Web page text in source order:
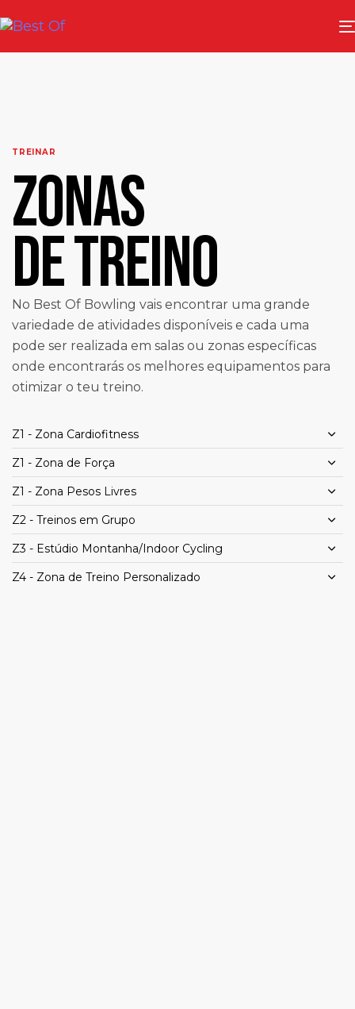
TREINAR
ZONAS
DE TREINO
No Best Of Bowling vais encontrar uma grande
variedade de atividades disponíveis e cada uma
pode ser realizada em salas ou zonas específicas
onde encontrarás os melhores equipamentos para
otimizar o teu treino.
Z1 - Zona Cardiofitness
Z1 - Zona de Força
Z1 - Zona Pesos Livres
Z2 - Treinos em Grupo
Z3 - Estúdio Montanha/Indoor Cycling
Z4 - Zona de Treino Personalizado